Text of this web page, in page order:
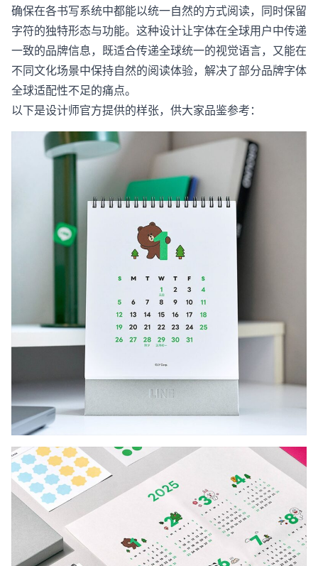
确保在各书写系统中都能以统一自然的方式阅读，同时保留
字符的独特形态与功能。这种设计让字体在全球用户中传递
一致的品牌信息，既适合传递全球统一的视觉语言，又能在
不同文化场景中保持自然的阅读体验，解决了部分品牌字体
全球适配性不足的痛点。
以下是设计师官方提供的样张，供大家品鉴参考：